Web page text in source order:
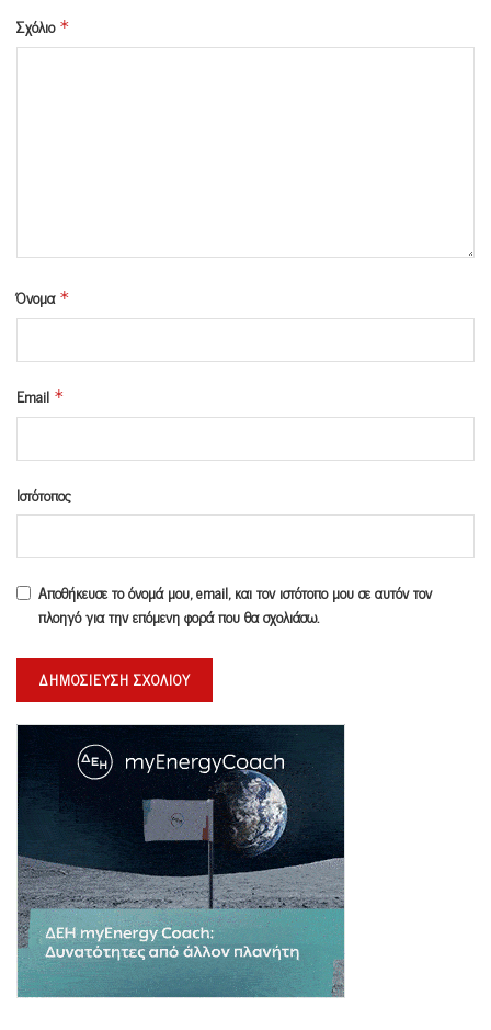
Σχόλιο *
Όνομα *
Email *
Ιστότοπος
Αποθήκευσε το όνομά μου, email, και τον ιστότοπο μου σε αυτόν τον
πλοηγό για την επόμενη φορά που θα σχολιάσω.